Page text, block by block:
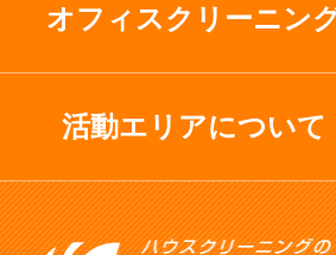
オフィスクリーニン
活動エリアについて